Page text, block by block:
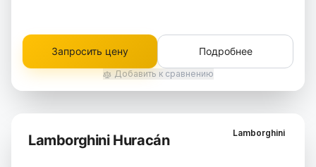
Запросить цену Подробнее
Добавить к сравнению
Lamborghini
Lamborghini Huracán